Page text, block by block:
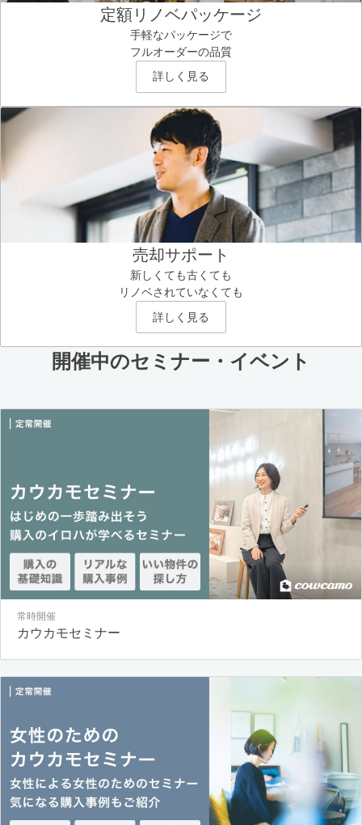
定額リノベパッケージ
手軽なパッケージで
フルオーダーの品質
詳しく見る
売却サポート
新しくても古くても
リノベされていなくても
詳しく見る
開催中のセミナー・イベント
常時開催
カウカモセミナー